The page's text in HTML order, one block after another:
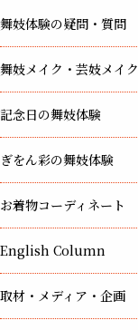
舞妓体験の疑問・質問
舞妓メイク・芸妓メイク
記念日の舞妓体験
ぎをん彩の舞妓体験
お着物コーディネート
English Column
取材・メディア・企画